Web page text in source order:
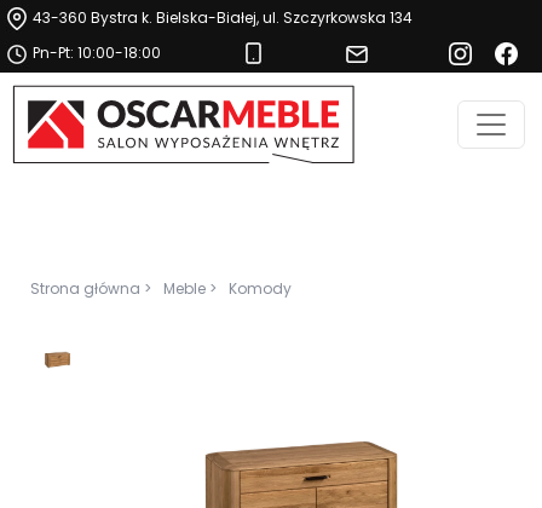
43-360 Bystra k. Bielska-Białej, ul. Szczyrkowska 134
Pn-Pt: 10:00-18:00
Strona główna > Meble > Komody